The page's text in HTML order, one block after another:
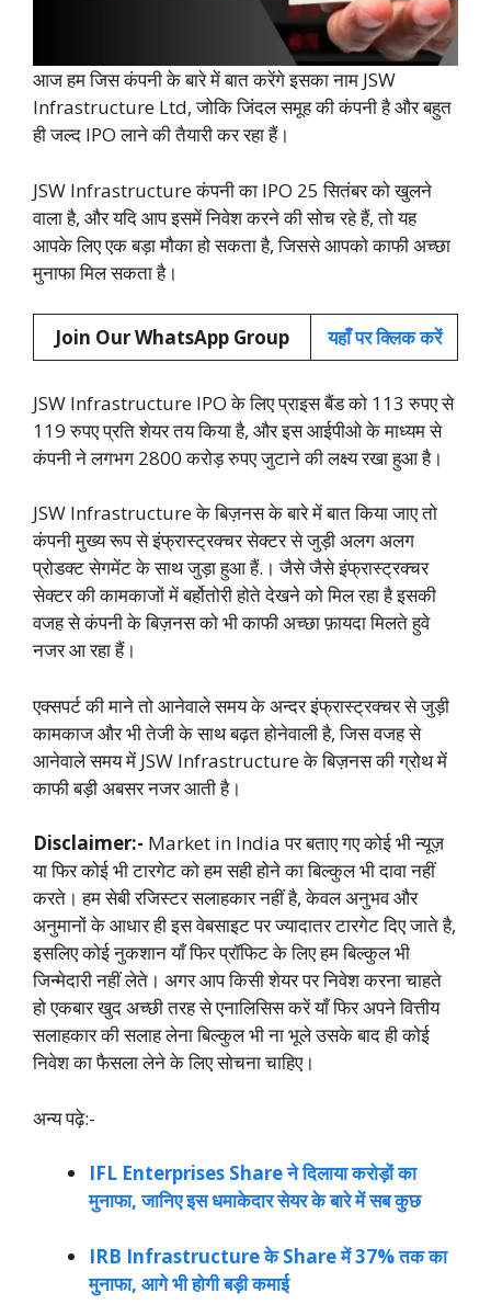
आज हम जिस कंपनी के बारे में बात करेंगे इसका नाम JSW
Infrastructure Ltd, जोकि जिंदल समूह की कंपनी है और बहुत
ही जल्द IPO लाने की तैयारी कर रहा हैं।
JSW Infrastructure कंपनी का IPO 25 सितंबर को खुलने
वाला है, और यदि आप इसमें निवेश करने की सोच रहे हैं, तो यह
आपके लिए एक बड़ा मौका हो सकता है, जिससे आपको काफी अच्छा
मुनाफा मिल सकता है।
Join Our WhatsApp Group यहाँ पर क्लिक करें
JSW Infrastructure IPO के लिए प्राइस बैंड को 113 रुपए से
119 रुपए प्रति शेयर तय किया है, और इस आईपीओ के माध्यम से
कंपनी ने लगभग 2800 करोड़ रुपए जुटाने की लक्ष्य रखा हुआ है।
JSW Infrastructure के बिज़नस के बारे में बात किया जाए तो
कंपनी मुख्य रूप से इंफ्रास्ट्रक्चर सेक्टर से जुड़ी अलग अलग
प्रोडक्ट सेगमेंट के साथ जुड़ा हुआ हैं.। जैसे जैसे इंफ्रास्ट्रक्चर
सेक्टर की कामकाजों में बर्होतोरी होते देखने को मिल रहा है इसकी
वजह से कंपनी के बिज़नस को भी काफी अच्छा फ़ायदा मिलते हुवे
नजर आ रहा हैं।
एक्सपर्ट की माने तो आनेवाले समय के अन्दर इंफ्रास्ट्रक्चर से जुड़ी
कामकाज और भी तेजी के साथ बढ़त होनेवाली है, जिस वजह से
आनेवाले समय में JSW Infrastructure के बिज़नस की ग्रोथ में
काफी बड़ी अबसर नजर आती है।
Disclaimer:- Market in India पर बताए गए कोई भी न्यूज़
या फिर कोई भी टारगेट को हम सही होने का बिल्कुल भी दावा नहीं
करते। हम सेबी रजिस्टर सलाहकार नहीं है, केवल अनुभव और
अनुमानों के आधार ही इस वेबसाइट पर ज्यादातर टारगेट दिए जाते है,
इसलिए कोई नुकशान याँ फिर प्रॉफिट के लिए हम बिल्कुल भी
जिन्मेदारी नहीं लेते। अगर आप किसी शेयर पर निवेश करना चाहते
हो एकबार खुद अच्छी तरह से एनालिसिस करें याँ फिर अपने वित्तीय
सलाहकार की सलाह लेना बिल्कुल भी ना भूले उसके बाद ही कोई
निवेश का फैसला लेने के लिए सोचना चाहिए।
अन्य पढ़े:-
IFL Enterprises Share ने दिलाया करोड़ों का
मुनाफा, जानिए इस धमाकेदार सेयर के बारे में सब कुछ
IRB Infrastructure के Share में 37% तक का
मुनाफा, आगे भी होगी बड़ी कमाई